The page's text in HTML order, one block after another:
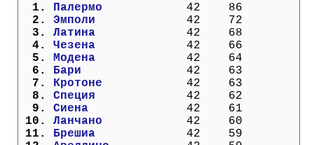
  1.
Палермо
  42    86
  2.
Эмполи
  42    72
  3.
Латина
  42    68
  4.
Чезена
  42    66
  5.
Модена
  42    64
  6.
Бари
  42    63
  7.
Кротоне
  42    63
  8.
Специя
  42    62
  9.
Сиена
  42    61
10. Ланчано
  42    60
11.
Брешиа
  42    59